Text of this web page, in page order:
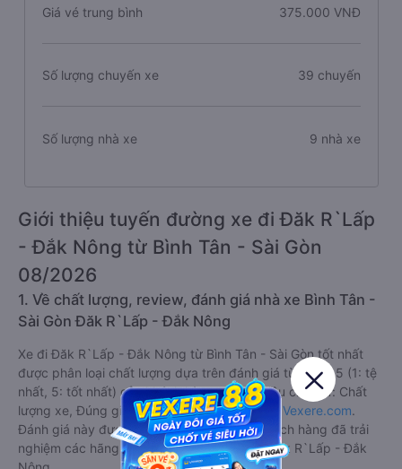
Giá vé trung bình 375.000 VNĐ
Số lượng chuyến xe 39 chuyến
Số lượng nhà xe 9 nhà xe
Giới thiệu tuyến đường xe đi Đăk R`Lấp
- Đắk Nông từ Bình Tân - Sài Gòn
08/2026
1. Về chất lượng, review, đánh giá nhà xe Bình Tân -
Sài Gòn Đăk R`Lấp - Đắk Nông
Xe đi Đăk R`Lấp - Đắk Nông từ Bình Tân - Sài Gòn tốt nhất
được phân loại chất lượng dựa trên đánh giá từ 1 đến 5 (1: tệ
nhất, 5: tốt nhất) của khách hàng với các tiêu chí như: Chất
lượng xe, Đúng giờ, Chất lượng phục vụ trên Vexere.com.
Đánh giá này được viết trực tiếp bởi các khách hàng đã trải
nghiệm các hãng Xe Bình Tân - Sài Gòn đi Đăk R`Lấp - Đắk